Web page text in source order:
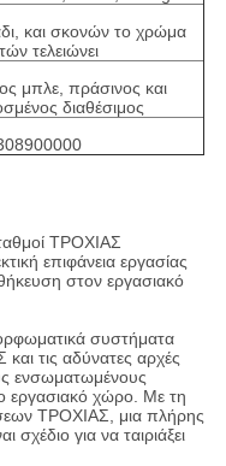
και σκονών το χρώμα
τελειώνει
μπλε, πράσινος και
διαθέσιμος
ΤΡΟΧΙΑΣ
επιφάνεια εργασίας
στον εργασιακό
συστήματα
τις αδύνατες αρχές
ενσωματωμένους
εργασιακό χώρο. Με τη
ΤΡΟΧΙΑΣ, μια πλήρης
για να ταιριάξει